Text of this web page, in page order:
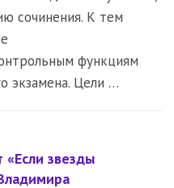
сочинения. К тем
функциям
экзамена. Цели …
«Если звезды